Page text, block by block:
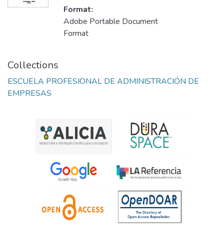
Format:
Adobe Portable Document
Format
Collections
ESCUELA PROFESIONAL DE ADMINISTRACIÓN DE
EMPRESAS